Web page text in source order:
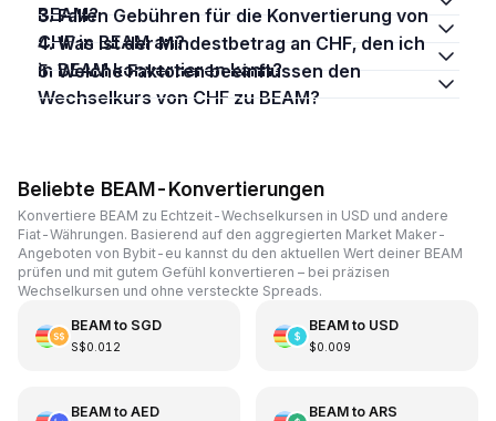
BEAM?
3. Fallen Gebühren für die Konvertierung von
CHF in BEAM an?
4. Was ist der Mindestbetrag an CHF, den ich
in BEAM konvertieren kann?
5. Welche Faktoren beeinflussen den
Wechselkurs von CHF zu BEAM?
Beliebte BEAM-Konvertierungen
Konvertiere BEAM zu Echtzeit-Wechselkursen in USD und andere
Fiat-Währungen. Basierend auf den aggregierten Market Maker-
Angeboten von Bybit-eu kannst du den aktuellen Wert deiner BEAM
prüfen und mit gutem Gefühl konvertieren – bei präzisen
Wechselkursen und ohne versteckte Spreads.
BEAMto SGD
S$0.012
BEAMto USD
$0.009
BEAMto AED BEAMto ARS